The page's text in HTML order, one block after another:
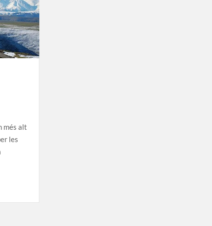
més alt
les